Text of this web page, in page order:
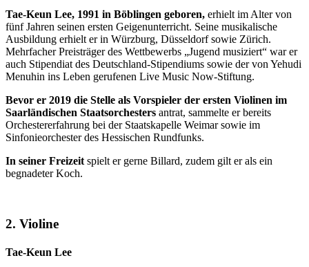
Tae-Keun Lee, 1991 in Böblingen geboren, erhielt im Alter von
fünf Jahren seinen ersten Geigenunterricht. Seine musikalische
Ausbildung erhielt er in Würzburg, Düsseldorf sowie Zürich.
Mehrfacher Preisträger des Wettbewerbs „Jugend musiziert“ war er
auch Stipendiat des Deutschland-Stipendiums sowie der von Yehudi
Menuhin ins Leben gerufenen Live Music Now-Stiftung.
Bevor er 2019 die Stelle als Vorspieler der ersten Violinen im
Saarländischen Staatsorchesters antrat, sammelte er bereits
Orchestererfahrung bei der Staatskapelle Weimar sowie im
Sinfonieorchester des Hessischen Rundfunks.
In seiner Freizeit spielt er gerne Billard, zudem gilt er als ein
begnadeter Koch.
2. Violine
Tae-Keun Lee